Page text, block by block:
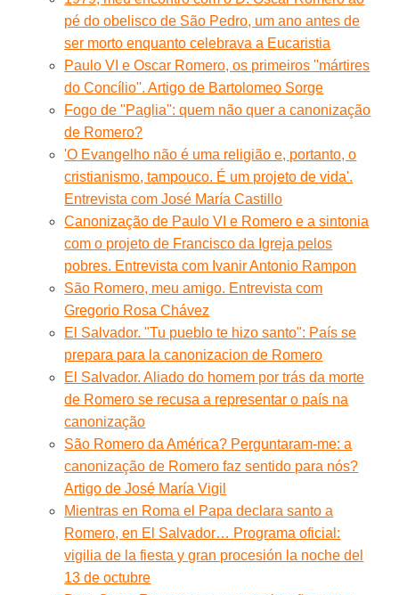
pé do obelisco de São Pedro, um ano antes de
ser morto enquanto celebrava a Eucaristia
Paulo VI e Oscar Romero, os primeiros ''mártires
do Concílio''. Artigo de Bartolomeo Sorge
Fogo de ''Paglia'': quem não quer a canonização
de Romero?
'O Evangelho não é uma religião e, portanto, o
cristianismo, tampouco. É um projeto de vida'.
Entrevista com José María Castillo
Canonização de Paulo VI e Romero e a sintonia
com o projeto de Francisco da Igreja pelos
pobres. Entrevista com Ivanir Antonio Rampon
São Romero, meu amigo. Entrevista com
Gregorio Rosa Chávez
El Salvador. "Tu pueblo te hizo santo": País se
prepara para la canonizacion de Romero
El Salvador. Aliado do homem por trás da morte
de Romero se recusa a representar o país na
canonização
São Romero da América? Perguntaram-me: a
canonização de Romero faz sentido para nós?
Artigo de José María Vigil
Mientras en Roma el Papa declara santo a
Romero, en El Salvador… Programa oficial:
vigilia de la fiesta y gran procesión la noche del
13 de octubre